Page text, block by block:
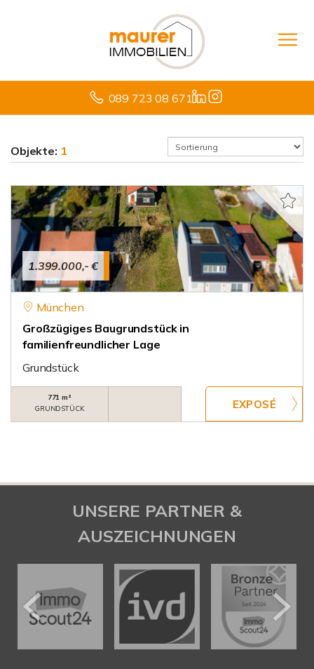
089 723 08 671
Objekte: 1
1.399.000,- €
München
Großzügiges Baugrundstück in
familienfreundlicher Lage
Grundstück
771 m²
GRUNDSTÜCK
UNSERE PARTNER &
AUSZEICHNUNGEN